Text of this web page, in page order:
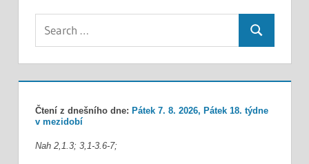
Search
Čtení z dnešního dne: Pátek 7. 8. 2026, Pátek 18. týdne
v mezidobí
Nah 2,1.3; 3,1-3.6-7;